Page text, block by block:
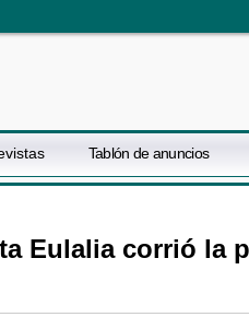
Tablón de anuncios
Eulalia corrió la